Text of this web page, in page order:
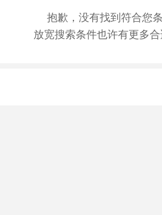
抱歉，没有找到符合您
放宽搜索条件也许有更多